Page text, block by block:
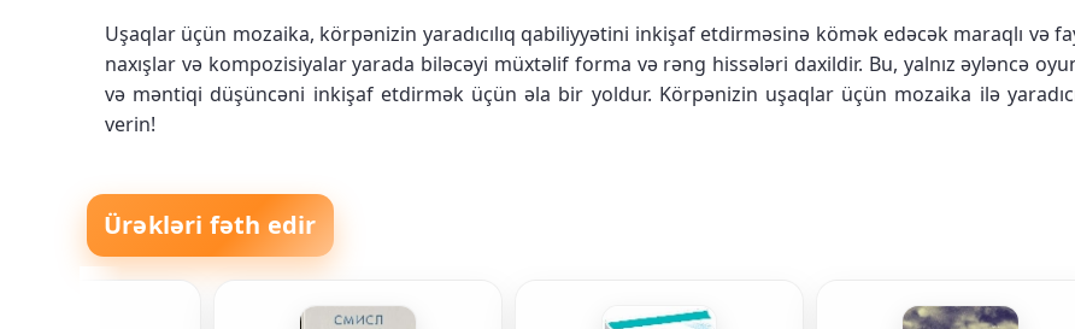
Uşaqlar üçün mozaika, körpənizin yaradıcılıq qabiliyyətini inkişaf etdirməsinə kömək edəcək maraqlı və
naxışlar və kompozisiyalar yarada biləcəyi müxtəlif forma və rəng hissələri daxildir. Bu, yalnız əyləncə
və məntiqi düşüncəni inkişaf etdirmək üçün əla bir yoldur. Körpənizin uşaqlar üçün mozaika ilə
verin!
Ürəkləri fəth edir